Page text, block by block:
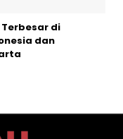
Terbesar di
dan